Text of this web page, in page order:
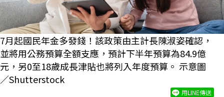
7月起國民年金多發錢！該政策由主計長陳淑姿確認，
並將用公務預算全額支應，預計下半年預算為84.9億
元，另0至18歲成長津貼也將列入年度預算。 示意圖
／Shutterstock
用LINE傳送